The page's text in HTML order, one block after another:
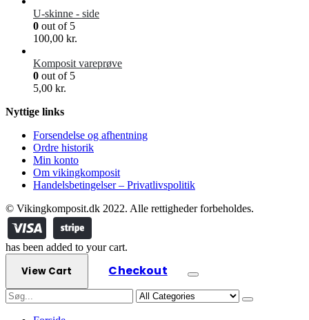
U-skinne - side
0 out of 5
100,00 kr.
Komposit vareprøve
0 out of 5
5,00 kr.
Nyttige links
Forsendelse og afhentning
Ordre historik
Min konto
Om vikingkomposit
Handelsbetingelser – Privatlivspolitik
© Vikingkomposit.dk 2022. Alle rettigheder forbeholdes.
has been added to your cart.
View Cart Checkout